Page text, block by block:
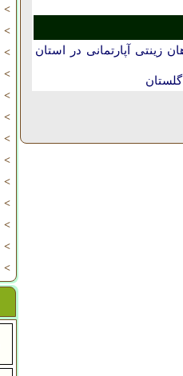
>
>
>
>
>
>
>
>
>
>
>
>
>
زینتی آپارتمانی در استان